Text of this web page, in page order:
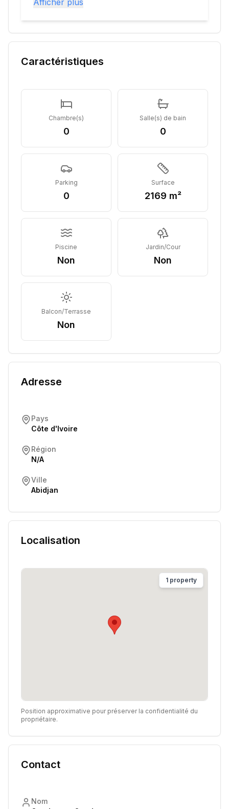
Afficher plus
Caractéristiques
Chambre(s)
0
Salle(s) de bain
0
Parking
0
Surface
2169 m²
Piscine
Non
Jardin/Cour
Non
Balcon/Terrasse
Non
Adresse
Pays
Côte d'Ivoire
Région
N/A
Ville
Abidjan
Localisation
1 property
Position approximative pour préserver la confidentialité du
propriétaire.
Contact
Nom